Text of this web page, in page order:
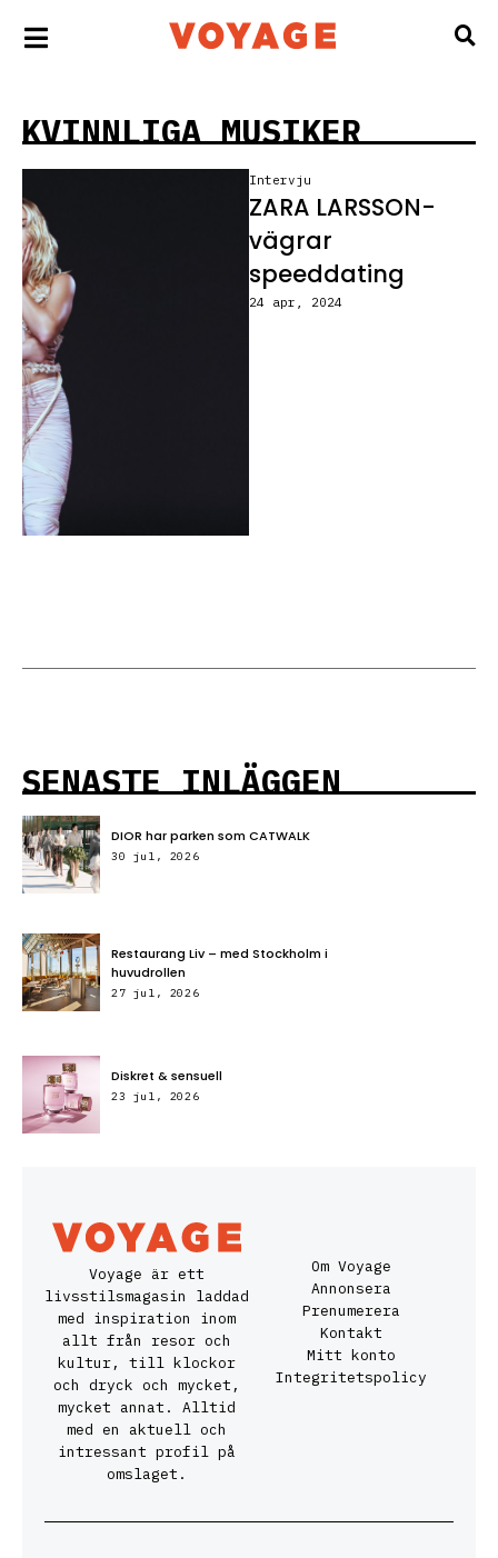
KVINNLIGA MUSIKER
Intervju
ZARA LARSSON-
vägrar
speeddating
24 apr, 2024
SENASTE INLÄGGEN
DIOR har parken som CATWALK
30 jul, 2026
Restaurang Liv – med Stockholm i
huvudrollen
27 jul, 2026
Diskret & sensuell
23 jul, 2026
Voyage är ett
livsstilsmagasin laddad
med inspiration inom
allt från resor och
kultur, till klockor
och dryck och mycket,
mycket annat. Alltid
med en aktuell och
intressant profil på
omslaget.
Om Voyage
Annonsera
Prenumerera
Kontakt
Mitt konto
Integritetspolicy